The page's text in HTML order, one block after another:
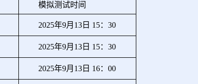
模拟测试时间
2025年9月13日 15：30
2025年9月13日 15：30
2025年9月13日 16：00